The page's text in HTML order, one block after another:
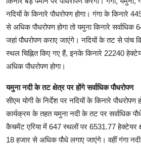
नदियों के किनारे पौधरोपण होगा। गंगा के किनारे
से अधिक पौधरोपण होगा तो यमुना किनारे सर्वाधिक
जहां पौधरोपण कराए जाएंगे। नदियों के तट से पांच
स्थल चिह्नित किए गए हैं, इनके किनारे 22240
अधिक पौधरोपण होगा।
यमुना नदी के तट क्षेत्र पर होंगे सर्वाधिक पौधरोपण
सीएम योगी के निर्देश पर नदियों के किनारे पौधरोपण
कार्यक्रम के तहत यमुना नदी के तट पर सर्वाधिक
कैचमेंट एरिया में 647 स्थलों पर 6531.77 हेक्टेयर
18 हजार से अधिक पौधे लगाए जाएंगे। वहीं गंगा